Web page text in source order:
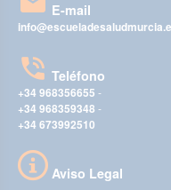
E-mail
Teléfono
+34 968356655 -
+34 968359348 -
+34 673992510
Aviso Legal